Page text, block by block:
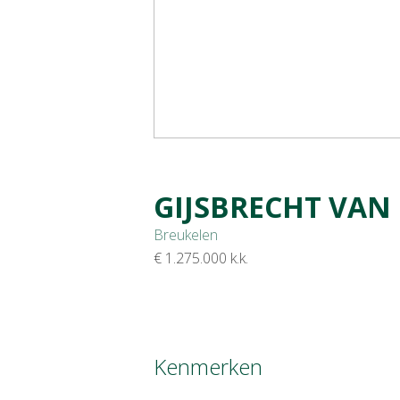
GIJSBRECHT
Breukelen
€ 1.275.000 k.k.
Kenmerken